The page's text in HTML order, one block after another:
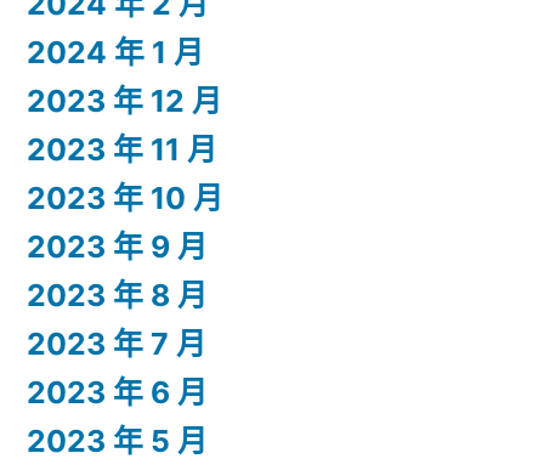
2024 年 1 月
2023 年 12 月
2023 年 11 月
2023 年 10 月
2023 年 9 月
2023 年 8 月
2023 年 7 月
2023 年 6 月
2023 年 5 月